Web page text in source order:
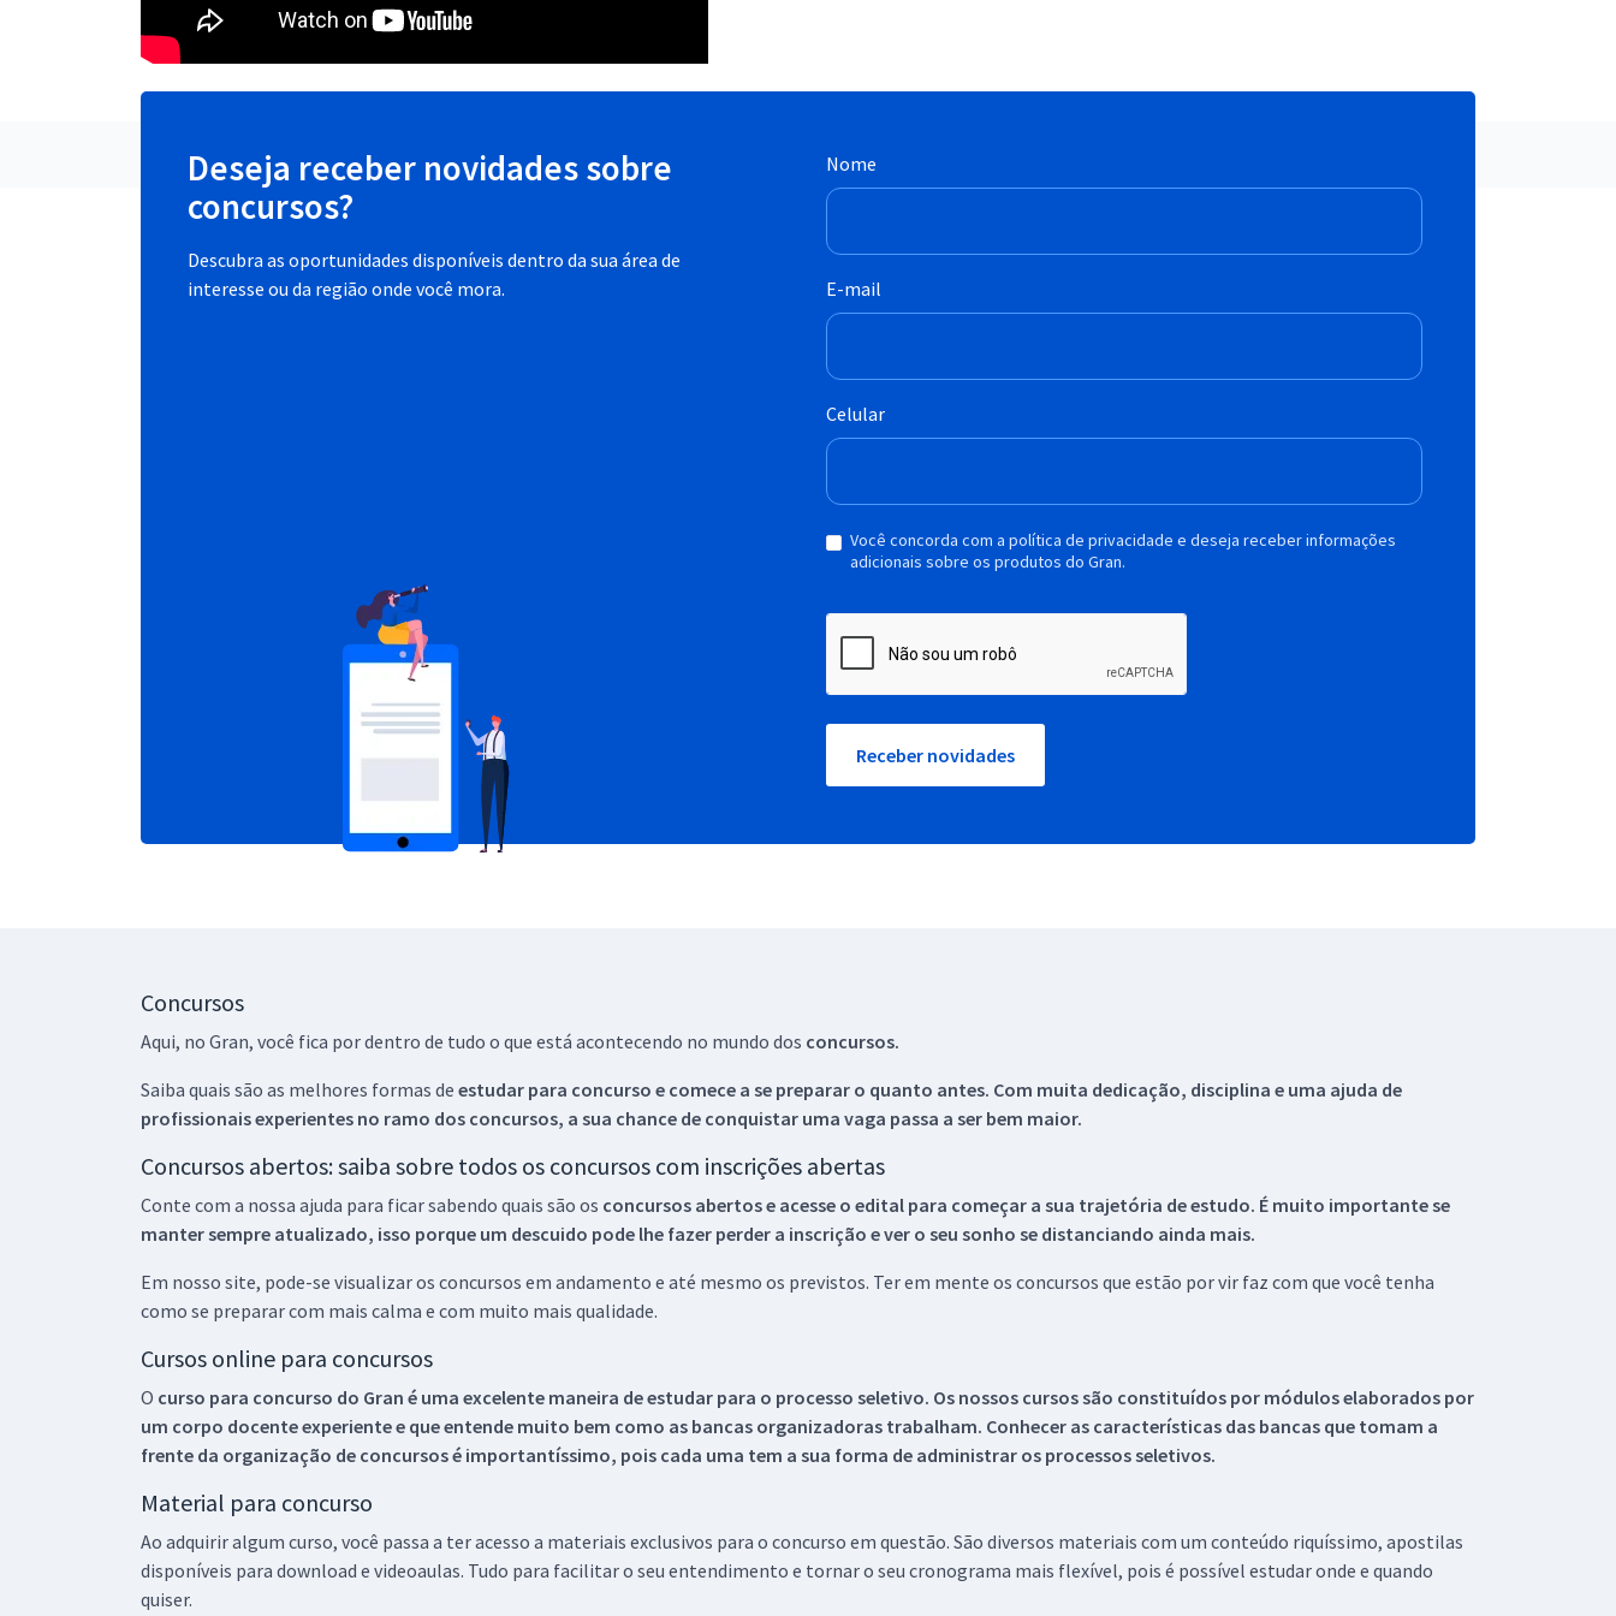
Deseja receber novidades sobre
concursos?
Descubra as oportunidades disponíveis dentro da sua área de
interesse ou da região onde você mora.
Nome
E-mail
Celular
Você concorda com a política de privacidade e deseja receber informações
adicionais sobre os produtos do Gran.
Receber novidades
Concursos
Aqui, no Gran, você fica por dentro de tudo o que está acontecendo no mundo dos concursos.
Saiba quais são as melhores formas de estudar para concurso e comece a se preparar o quanto antes. Com muita dedicação, disciplina e uma ajuda de
profissionais experientes no ramo dos concursos, a sua chance de conquistar uma vaga passa a ser bem maior.
Concursos abertos: saiba sobre todos os concursos com inscrições abertas
Conte com a nossa ajuda para ficar sabendo quais são os concursos abertos e acesse o edital para começar a sua trajetória de estudo. É muito importante se
manter sempre atualizado, isso porque um descuido pode lhe fazer perder a inscrição e ver o seu sonho se distanciando ainda mais.
Em nosso site, pode-se visualizar os concursos em andamento e até mesmo os previstos. Ter em mente os concursos que estão por vir faz com que você tenha
como se preparar com mais calma e com muito mais qualidade.
Cursos online para concursos
O curso para concurso do Gran é uma excelente maneira de estudar para o processo seletivo. Os nossos cursos são constituídos por módulos elaborados por
um corpo docente experiente e que entende muito bem como as bancas organizadoras trabalham. Conhecer as características das bancas que tomam a
frente da organização de concursos é importantíssimo, pois cada uma tem a sua forma de administrar os processos seletivos.
Material para concurso
Ao adquirir algum curso, você passa a ter acesso a materiais exclusivos para o concurso em questão. São diversos materiais com um conteúdo riquíssimo, apostilas
disponíveis para download e videoaulas. Tudo para facilitar o seu entendimento e tornar o seu cronograma mais flexível, pois é possível estudar onde e quando
quiser.